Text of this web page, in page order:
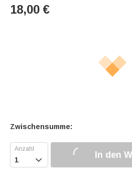
18,00 €
Zwischensumme:
 In den